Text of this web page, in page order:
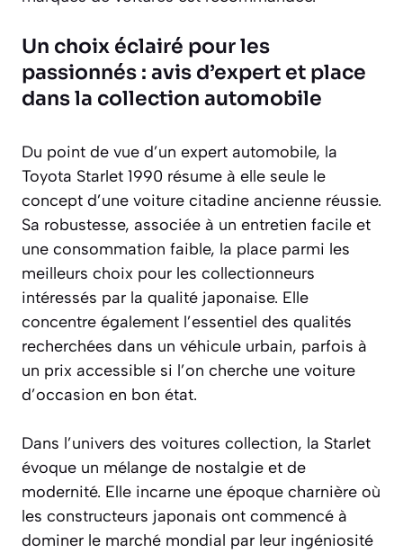
Un choix éclairé pour les
passionnés : avis d’expert et place
dans la collection automobile
Du point de vue d’un expert automobile, la
Toyota Starlet 1990 résume à elle seule le
concept d’une voiture citadine ancienne réussie.
Sa robustesse, associée à un entretien facile et
une consommation faible, la place parmi les
meilleurs choix pour les collectionneurs
intéressés par la qualité japonaise. Elle
concentre également l’essentiel des qualités
recherchées dans un véhicule urbain, parfois à
un prix accessible si l’on cherche une voiture
d’occasion en bon état.
Dans l’univers des voitures collection, la Starlet
évoque un mélange de nostalgie et de
modernité. Elle incarne une époque charnière où
les constructeurs japonais ont commencé à
dominer le marché mondial par leur ingéniosité